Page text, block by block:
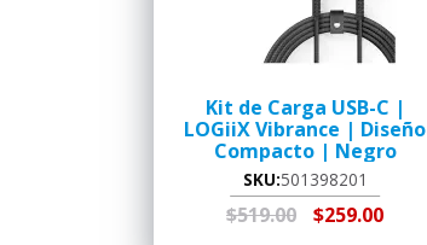
Kit de Carga USB-C |
LOGiiX Vibrance | Diseño
Compacto | Negro
SKU:501398201
$519.00 $259.00